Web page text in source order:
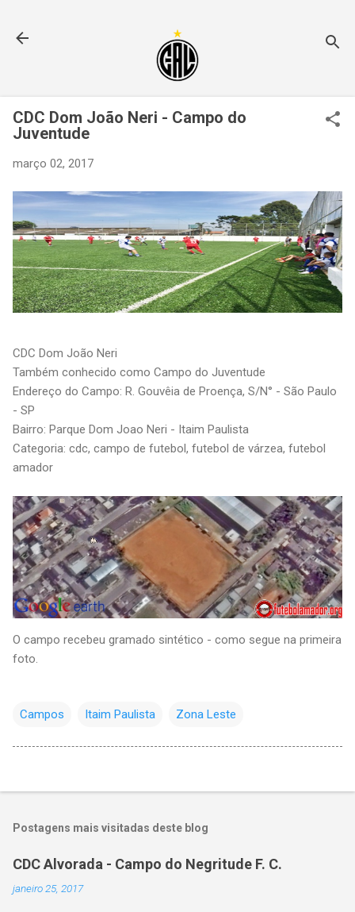
CDC Dom João Neri - Campo do
Juventude
março 02, 2017
CDC Dom João Neri
Também conhecido como Campo do Juventude
Endereço do Campo: R. Gouvêia de Proença, S/N° - São Paulo
- SP
Bairro: Parque Dom Joao Neri - Itaim Paulista
Categoria: cdc, campo de futebol, futebol de várzea, futebol
amador
O campo recebeu gramado sintético - como segue na primeira
foto.
Campos Itaim Paulista Zona Leste
Postagens mais visitadas deste blog
CDC Alvorada - Campo do Negritude F. C.
janeiro 25, 2017